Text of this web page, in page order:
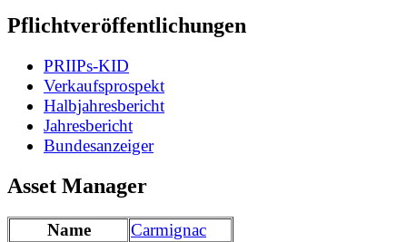
Pflichtveröffentlichungen
PRIIPs-KID
Verkaufsprospekt
Halbjahresbericht
Jahresbericht
Bundesanzeiger
Asset Manager
Name
Carmignac